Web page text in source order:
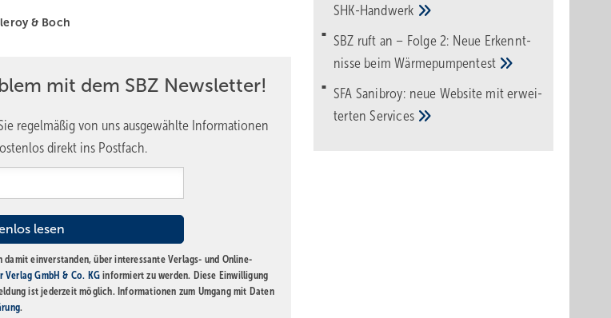
& Boch
mit dem SBZ Newsletter!
regelmäßig von uns ausgewählte Informationen
direkt ins Postfach.
damit einverstanden, über interessante Verlags- und Online-
GmbH & Co. KG informiert zu werden. Diese Einwilligung
ist jederzeit möglich. Informationen zum Umgang mit Daten
.
SHK-Handwerk
SBZ ruft an – Folge 2: Neue Erkennt­
nisse beimWärme­pumpen­test
SFA Sanibroy: neue Web­site mit erwei­
tertenServices